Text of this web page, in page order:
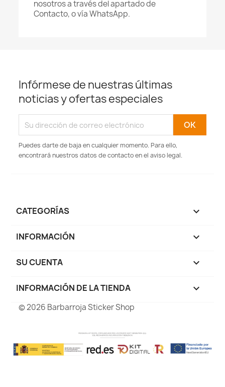
nosotros a través del apartado de
Contacto, o vía WhatsApp.
Infórmese de nuestras últimas
noticias y ofertas especiales
Puedes darte de baja en cualquier momento. Para ello,
encontrará nuestros datos de contacto en el aviso legal.
CATEGORÍAS 
INFORMACIÓN 
SU CUENTA 
INFORMACIÓN DE LA TIENDA keyboard_arrow_down
© 2026 Barbarroja Sticker Shop